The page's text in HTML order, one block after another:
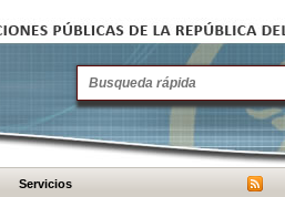
Servicios